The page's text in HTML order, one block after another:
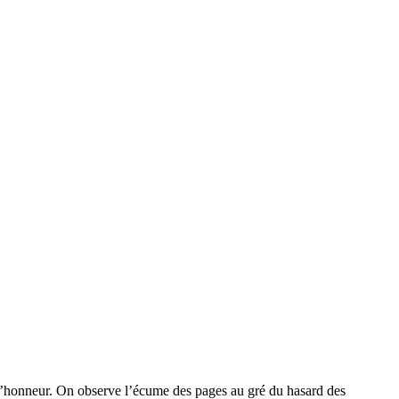
On observe l’écume des pages au gré du hasard des